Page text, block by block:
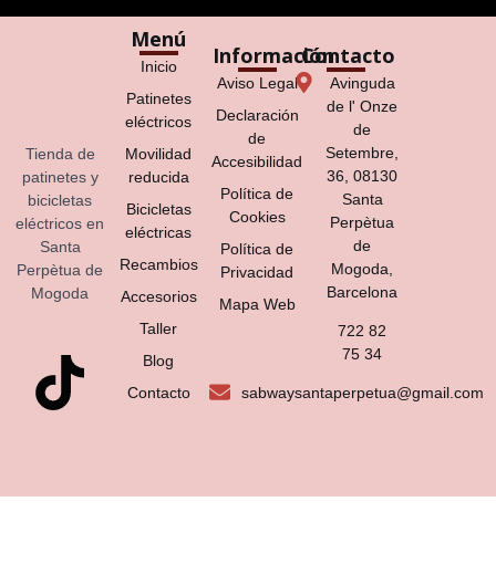
Tienda de
patinetes y
bicicletas
eléctricos en
Santa
Perpètua de
Mogoda
Menú
Inicio
Patinetes
eléctricos
Movilidad
reducida
Bicicletas
eléctricas
Recambios
Accesorios
Taller
Blog
Contacto
Información
Aviso Legal
Declaración
de
Accesibilidad
Política de
Cookies
Política de
Privacidad
Mapa Web
Contacto
Avinguda
de l' Onze
de
Setembre,
36, 08130
Santa
Perpètua
de
Mogoda,
Barcelona
722 82
75 34
sabwaysantaperpetua@gmail.com